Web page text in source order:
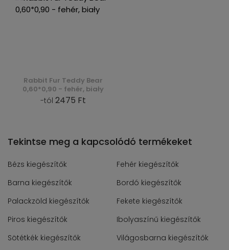
Rabbit Fur Teddy Bear
0,60*0,90 - fehér, biały
-tól 2475 Ft
Tekintse meg a kapcsolódó termékeket
Bézs kiegészítők
Fehér kiegészítők
Barna kiegészítők
Bordó kiegészítők
Palackzöld kiegészítők
Fekete kiegészítők
Piros kiegészítők
Ibolyaszínű kiegészítők
Sötétkék kiegészítők
Világosbarna kiegészítők